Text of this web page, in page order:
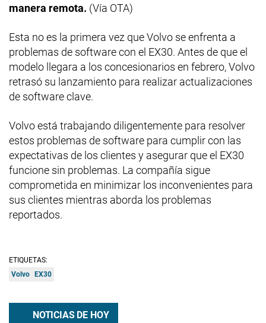
manera remota. (Vía OTA)
Esta no es la primera vez que Volvo se enfrenta a
problemas de software con el EX30. Antes de que el
modelo llegara a los concesionarios en febrero, Volvo
retrasó su lanzamiento para realizar actualizaciones
de software clave.
Volvo está trabajando diligentemente para resolver
estos problemas de software para cumplir con las
expectativas de los clientes y asegurar que el EX30
funcione sin problemas. La compañía sigue
comprometida en minimizar los inconvenientes para
sus clientes mientras aborda los problemas
reportados.
ETIQUETAS:
Volvo EX30
NOTICIAS DE HOY